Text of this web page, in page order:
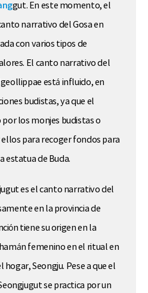
gut. En este momento, el
narrativo del Gosa en
con varios tipos de
El canto narrativo del
está influido, en
budistas, ya que el
los monjes budistas o
para recoger fondos para
estatua de Buda.
es el canto narrativo del
en la provincia de
tiene su origen en la
femenino en el ritual en
hogar, Seongju. Pese a que el
se practica por un